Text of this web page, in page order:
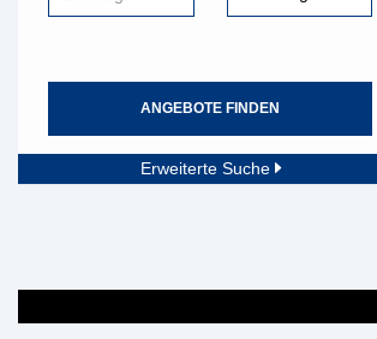
ANGEBOTE FINDEN
Erweiterte Suche